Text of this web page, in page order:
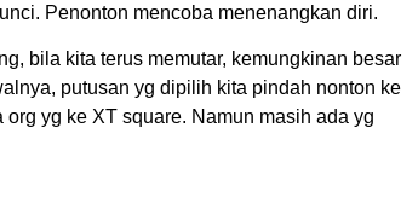
Penonton mencoba menenangkan diri.
bila kita terus memutar, kemungkinan besar
putusan yg dipilih kita pindah nonton ke
yg ke XT square. Namun masih ada yg